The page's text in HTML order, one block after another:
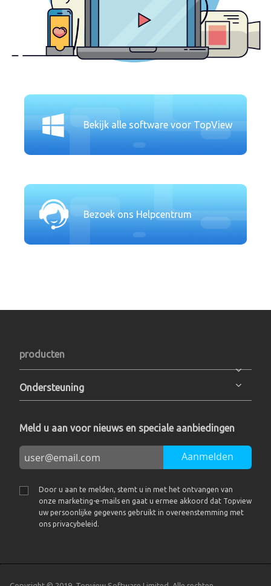
Bekijk alle software voor TopView
Bezoek ons Helpcentrum
producten
Ondersteuning
Meld u aan voor nieuws en speciale aanbiedingen
Aanmelden
Door u aan te melden, stemt u in met het ontvangen van
onze marketing-e-mails en gaat u ermee akkoord dat Topview
uw persoonlijke gegevens gebruikt in overeenstemming met
ons privacybeleid.